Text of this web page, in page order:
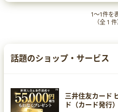
サブスクトップサ
向けた知育玩具の
1～1件を
（全 1 件
話題のショップ・サービス
三井住友カード
ド（カード発行）